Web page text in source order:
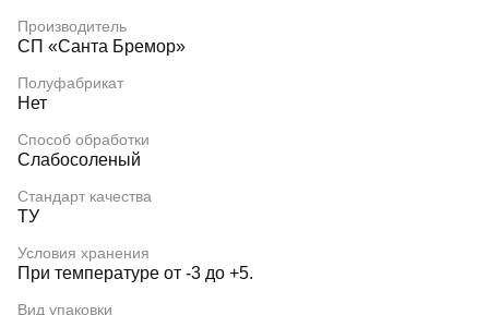
Производитель
СП «Санта Бремор»
Полуфабрикат
Нет
Способ обработки
Слабосоленый
Стандарт качества
ТУ
Условия хранения
При температуре от -3 до +5.
Вид упаковки